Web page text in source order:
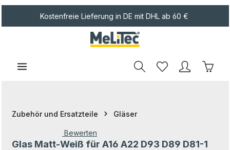
Kostenfreie Lieferung in DE mit DHL ab 60 €
Zubehör und Ersatzteile Gläser
Durchschnittliche Bewertung von 0 von 5 Sternen
Bewerten
Glas Matt-Weiß für A16 A22 D93 D89 D81-1